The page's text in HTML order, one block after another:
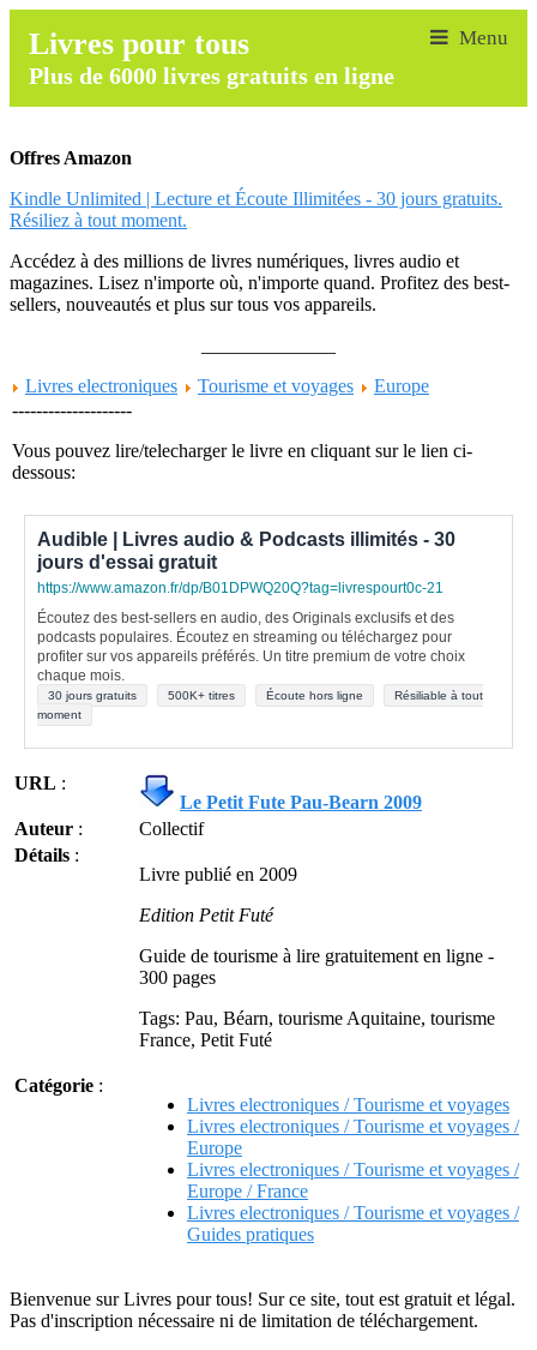
Livres pour tous
Plus de 6000 livres gratuits en ligne
Offres Amazon
Kindle Unlimited | Lecture et Écoute Illimitées - 30 jours gratuits.
Résiliez à tout moment.
Accédez à des millions de livres numériques, livres audio et
magazines. Lisez n'importe où, n'importe quand. Profitez des best-
sellers, nouveautés et plus sur tous vos appareils.
Livres electroniques
Tourisme et voyages
Europe
--------------------
Vous pouvez lire/telecharger le livre en cliquant sur le lien ci-
dessous:
Audible | Livres audio & Podcasts illimités - 30
jours d'essai gratuit
https://www.amazon.fr/dp/B01DPWQ20Q?tag=livrespourt0c-21
Écoutez des best-sellers en audio, des Originals exclusifs et des
podcasts populaires. Écoutez en streaming ou téléchargez pour
profiter sur vos appareils préférés. Un titre premium de votre choix
chaque mois.
30 jours gratuits 500K+ titres Écoute hors ligne
Résiliable à tout
moment
URL :
Le Petit Fute Pau-Bearn 2009
Auteur :
Collectif
Détails :
Livre publié en 2009
Edition Petit Futé
Guide de tourisme à lire gratuitement en ligne -
300 pages
Tags: Pau, Béarn, tourisme Aquitaine, tourisme
France, Petit Futé
Catégorie :
Livres electroniques / Tourisme et voyages
Livres electroniques / Tourisme et voyages /
Europe
Livres electroniques / Tourisme et voyages /
Europe / France
Livres electroniques / Tourisme et voyages /
Guides pratiques
Bienvenue sur Livres pour tous! Sur ce site, tout est gratuit et légal.
Pas d'inscription nécessaire ni de limitation de téléchargement.